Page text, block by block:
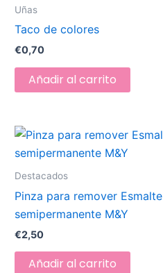
Uñas
Taco de colores
€0,70
Añadir al carrito
Destacados
Pinza para remover Esmalte
semipermanente M&Y
€2,50
Añadir al carrito